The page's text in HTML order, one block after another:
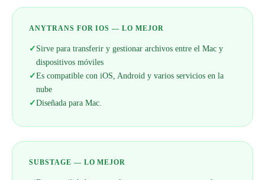
ANYTRANS FOR IOS — LO MEJOR
✓Sirve para transferir y gestionar archivos entre el Mac y
dispositivos móviles
✓Es compatible con iOS, Android y varios servicios en la
nube
✓Diseñada para Mac.
SUBSTAGE — LO MEJOR